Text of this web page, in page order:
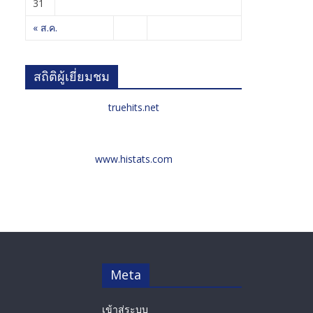
« ส.ค.
31
สถิติผู้เยี่ยมชม
truehits.net
www.histats.com
Meta
เข้าสู่ระบบ